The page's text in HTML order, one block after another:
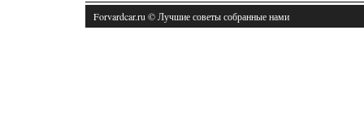
Forvardcar.ru © Лучшие советы собранные нами